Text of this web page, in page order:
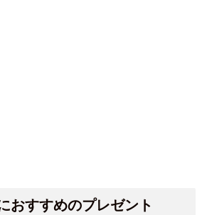
おすすめのプレゼント